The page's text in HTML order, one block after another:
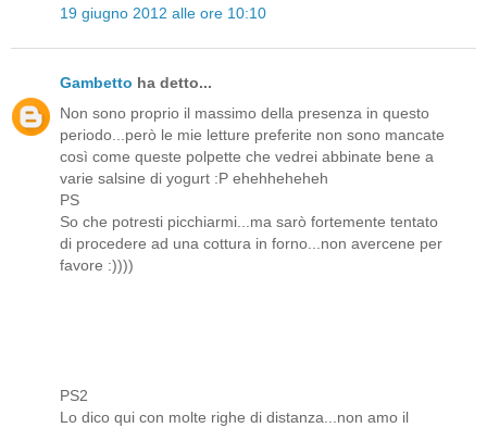
19 giugno 2012 alle ore 10:10
Gambetto ha detto...
Non sono proprio il massimo della presenza in questo
periodo...però le mie letture preferite non sono mancate
così come queste polpette che vedrei abbinate bene a
varie salsine di yogurt :P ehehheheheh
PS
So che potresti picchiarmi...ma sarò fortemente tentato
di procedere ad una cottura in forno...non avercene per
favore :))))
PS2
Lo dico qui con molte righe di distanza...non amo il